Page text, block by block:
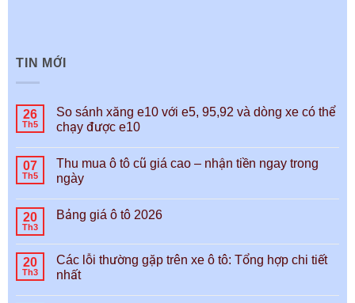
TIN MỚI
26
Th5
So sánh xăng e10 với e5, 95,92 và dòng xe có thể
chạy được e10
07
Th5
Thu mua ô tô cũ giá cao – nhận tiền ngay trong
ngày
20
Th3
Bảng giá ô tô 2026
20
Th3
Các lỗi thường gặp trên xe ô tô: Tổng hợp chi tiết
nhất